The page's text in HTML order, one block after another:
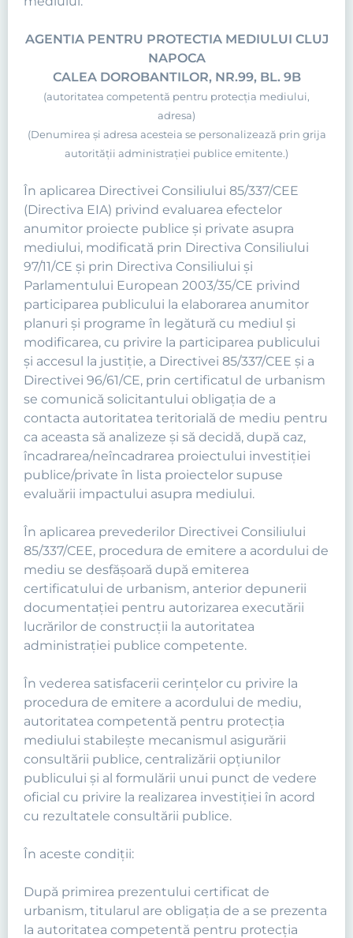
AGENTIA PENTRU PROTECTIA MEDIULUI CLUJ
NAPOCA
CALEA DOROBANTILOR, NR.99, BL. 9B
(autoritatea competentă pentru protecţia mediului,
adresa)
(Denumirea şi adresa acesteia se personalizează prin grija
autorităţii administraţiei publice emitente.)
În aplicarea Directivei Consiliului 85/337/CEE
(Directiva EIA) privind evaluarea efectelor
anumitor proiecte publice şi private asupra
mediului, modificată prin Directiva Consiliului
97/11/CE şi prin Directiva Consiliului şi
Parlamentului European 2003/35/CE privind
participarea publicului la elaborarea anumitor
planuri şi programe în legătură cu mediul şi
modificarea, cu privire la participarea publicului
şi accesul la justiţie, a Directivei 85/337/CEE şi a
Directivei 96/61/CE, prin certificatul de urbanism
se comunică solicitantului obligaţia de a
contacta autoritatea teritorială de mediu pentru
ca aceasta să analizeze şi să decidă, după caz,
încadrarea/neîncadrarea proiectului investiţiei
publice/private în lista proiectelor supuse
evaluării impactului asupra mediului.
În aplicarea prevederilor Directivei Consiliului
85/337/CEE, procedura de emitere a acordului de
mediu se desfăşoară după emiterea
certificatului de urbanism, anterior depunerii
documentaţiei pentru autorizarea executării
lucrărilor de construcţii la autoritatea
administraţiei publice competente.
În vederea satisfacerii cerinţelor cu privire la
procedura de emitere a acordului de mediu,
autoritatea competentă pentru protecţia
mediului stabileşte mecanismul asigurării
consultării publice, centralizării opţiunilor
publicului şi al formulării unui punct de vedere
oficial cu privire la realizarea investiţiei în acord
cu rezultatele consultării publice.
În aceste condiţii:
După primirea prezentului certificat de
urbanism, titularul are obligaţia de a se prezenta
la autoritatea competentă pentru protecţia